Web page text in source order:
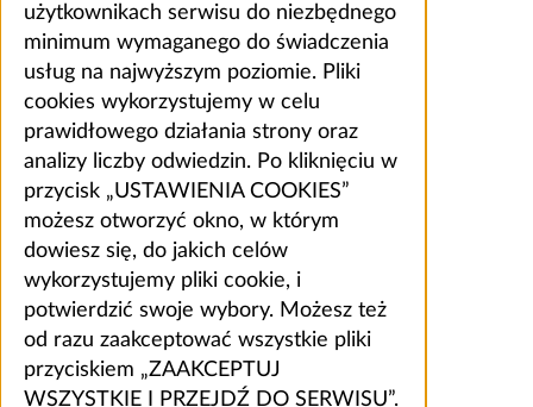
użytkownikach serwisu do niezbędnego
minimum wymaganego do świadczenia
usług na najwyższym poziomie. Pliki
cookies wykorzystujemy w celu
prawidłowego działania strony oraz
analizy liczby odwiedzin. Po kliknięciu w
przycisk „USTAWIENIA COOKIES”
możesz otworzyć okno, w którym
dowiesz się, do jakich celów
wykorzystujemy pliki cookie, i
potwierdzić swoje wybory. Możesz też
od razu zaakceptować wszystkie pliki
przyciskiem „ZAAKCEPTUJ
WSZYSTKIE I PRZEJDŹ DO SERWISU”.